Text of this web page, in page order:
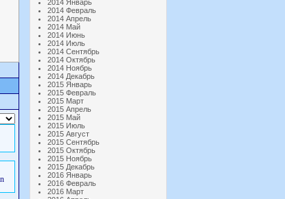
2014 Январь
2014 Февраль
2014 Апрель
2014 Май
2014 Июнь
2014 Июль
2014 Сентябрь
2014 Октябрь
2014 Ноябрь
2014 Декабрь
2015 Январь
2015 Февраль
2015 Март
2015 Апрель
2015 Май
2015 Июль
2015 Август
2015 Сентябрь
2015 Октябрь
2015 Ноябрь
2015 Декабрь
2016 Январь
2016 Февраль
2016 Март